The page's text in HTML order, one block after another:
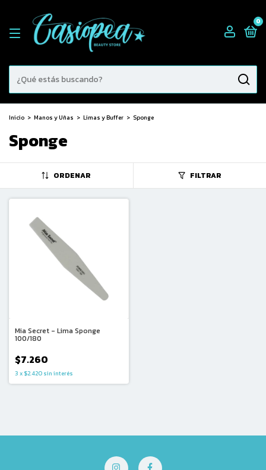
0
Inicio > Manos y Uñas > Limas y Buffer > Sponge
Sponge
ORDENAR FILTRAR
Mia Secret - Lima Sponge
100/180
$7.260
3 x $2.420 sin interés